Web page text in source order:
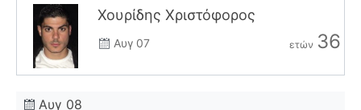
Χουρίδης Χριστόφορος
Αυγ 07 ετών 36
Αυγ 08